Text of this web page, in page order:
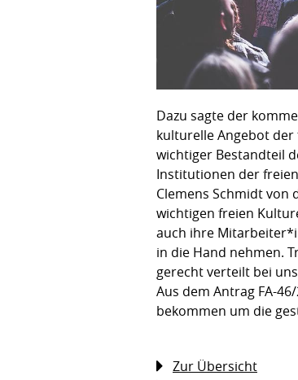
Dazu sagte der
kulturelle Angebot
wichtiger Bestandteil
Institutionen der
Clemens Schmidt von
wichtigen freien
auch ihre
in die Hand nehmen.
gerecht verteilt bei
Aus dem Antrag FA-
bekommen um die
Zur Übersicht